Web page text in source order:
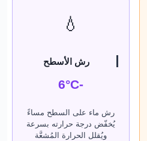
💧
رش الأسطح
-6°C
رش ماء على السطح مساءً
يُخفّض درجة حرارته بسرعة
ويُقلل الحرارة المُشعَّة